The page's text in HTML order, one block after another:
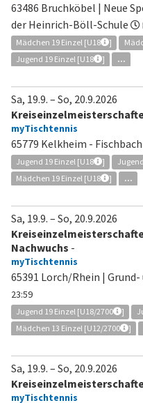
63486 Bruchköbel | Neue
der Heinrich-Böll-Schule
Mädchen 19 Einzel [U18 ]
Jugend 19 Einzel [U18
] ...
Sa, 19.9. – So, 20.9.2026
myTischtennis
65779 Kelkheim -
Jugend 19 Einzel [U18 ]
Mädchen 19 Einzel [U18
] ...
Sa, 19.9. – So, 20.9.2026
Nachwuchs -
myTischtennis
65391 Lorch/Rhein |
23:59
Jugend 19 Einzel [U18/2700 ]
Mädchen 13 Einzel [U12/2700
]
Sa, 19.9. – So, 20.9.2026
myTischtennis